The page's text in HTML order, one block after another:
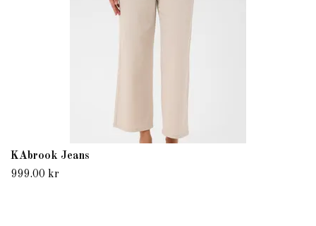
KAbrook Jeans
999.00 kr